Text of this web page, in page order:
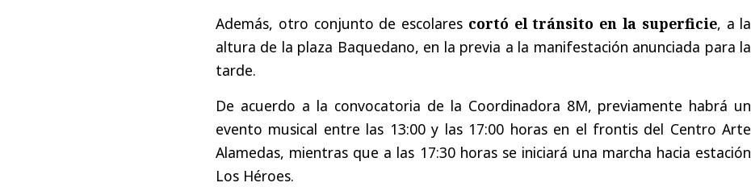
Además, otro conjunto de escolares cortó el tránsito en la superficie, a la
altura de la plaza Baquedano, en la previa a la manifestación anunciada para la
tarde.
De acuerdo a la convocatoria de la Coordinadora 8M, previamente habrá un
evento musical entre las 13:00 y las 17:00 horas en el frontis del Centro Arte
Alamedas, mientras que a las 17:30 horas se iniciará una marcha hacia estación
Los Héroes.